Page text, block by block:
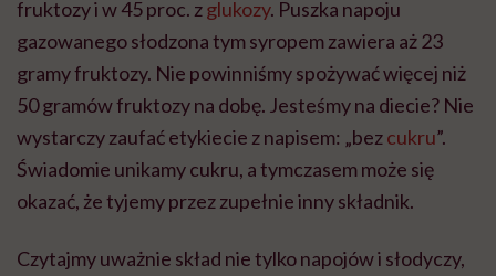
fruktozy i w 45 proc. zglukozy. Puszka napoju
gazowanego słodzona tym syropem zawiera aż 23
gramy fruktozy. Nie powinniśmy spożywać więcej niż
50 gramów fruktozy na dobę. Jesteśmy na diecie? Nie
wystarczy zaufać etykiecie z napisem: „bezcukru”.
Świadomie unikamy cukru, a tymczasem może się
okazać, że tyjemy przez zupełnie inny składnik.
Czytajmy uważnie skład nie tylko napojów i słodyczy,